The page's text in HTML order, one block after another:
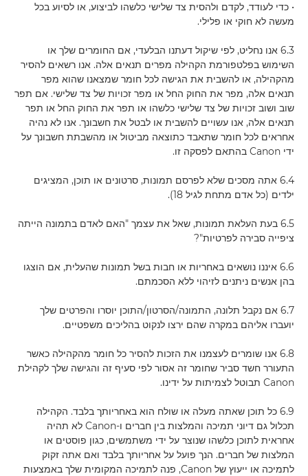
• כדי לעודד, לקדם ולהסית צד שלישי כלשהו לביצוע, או לסיוע בכל
מעשה לא חוקי או פלילי.
6.3 אנו נחליט, לפי שיקול דעתנו הבלעדי, אם החומרים שלך או
השימוש בפלטפורמת הקהילה מפרים תנאים אלה. אנו רשאים להסיר
מהקהילה, או להשבית את הגישה לכל חומר שמצאנו שהוא מפר
תנאים אלה, מפר את החוק החל או מפר זכויות של צד שלישי. אם תפר
שוב ושוב זכויות של צד שלישי כלשהו או תפר את החוק החל או תפר
תנאים אלה, אנו עשויים להשבית או לבטל את חשבונך. אנו לא נהיה
אחראים לכל חומר שתאבד כתוצאה מביטול או מהשבתת חשבונך על
ידי Canon בהתאם לפסקה זו.
6.4 אתה מסכים שלא לפרסם תמונות, סרטונים או תוכן, המציגים
ילדים (כל אדם מתחת לגיל 18).
6.5 בעת העלאת תמונות, שאל את עצמך "האם לאדם בתמונה הייתה
ציפייה סבירה לפרטיות"?
6.6 איננו נושאים באחריות או חבות בשל תמונות שהעלית, אם הוצגו
בהן אנשים ניתנים לזיהוי ללא הסכמתם.
6.7 אם ​​נקבל תלונה, התמונה/הסרטון/התוכן יוסרו והפרטים שלך
יועברו אליהם במקרה שהם ירצו לנקוט בהליכים משפטיים.
6.8 אנו שומרים לעצמנו את הזכות להסיר כל חומר מהקהילה כאשר
התעורר חשד סביר שחומר זה אסור לפי סעיף זה והגישה שלך לקהילת
Canon תבוטל לצמיתות על ידינו.
6.9 כל תוכן שאתה מעלה או שולח הוא באחריותך בלבד. הקהילה
תכלול גם דיוני תמיכה והמלצות בין חברים ו-Canon לא תהיה
אחראית לתוכן כלשהו שנוצר על ידי משתמשים, כגון פוסטים או
המלצות של חברים. הנך פועל על אחריותך בלבד ואם אתה זקוק
לתמיכה או ייעוץ של Canon, פנה לתמיכה המקומית שלך באמצעות